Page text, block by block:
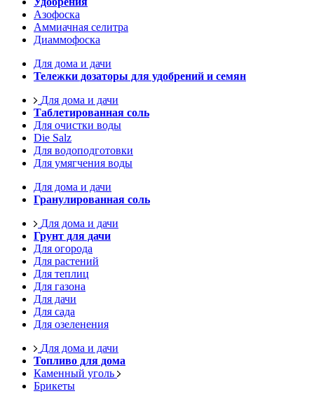
Азофоска
Аммиачная селитра
Диаммофоска
Для дома и дачи
Тележки дозаторы для удобрений и семян
Для дома и дачи
Таблетированная соль
Для очистки воды
Die Salz
Для водоподготовки
Для умягчения воды
Для дома и дачи
Гранулированная соль
Для дома и дачи
Грунт для дачи
Для огорода
Для растений
Для теплиц
Для газона
Для дачи
Для сада
Для озеленения
Для дома и дачи
Топливо для дома
Каменный уголь
Брикеты